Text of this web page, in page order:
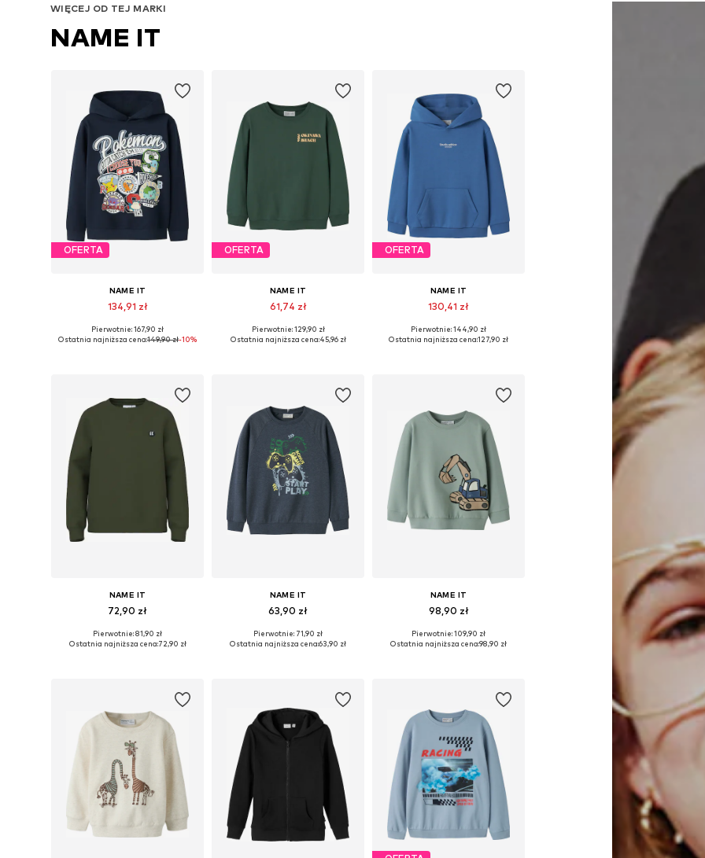
WIĘCEJ OD TEJ MARKI
NAME IT
OFERTA
NAME IT
134,91 zł
Dostępne w różnych rozmiarach
Pierwotnie: 167,90 zł
Ostatnia najniższa cena:149,90 zł-10%
OFERTA
NAME IT
61,74 zł
Pierwotnie: 129,90 zł
Ostatnia najniższa cena:45,96 zł
OFERTA
NAME IT
130,41 zł
Dostępne w różnych rozmiarach
Pierwotnie: 144,90 zł
Ostatnia najniższa cena:127,90 zł
NAME IT
72,90 zł
Dostępne w różnych rozmiarach
Pierwotnie: 81,90 zł
Ostatnia najniższa cena:72,90 zł
NAME IT
63,90 zł
Pierwotnie: 71,90 zł
Ostatnia najniższa cena:63,90 zł
NAME IT
98,90 zł
Dostępne w różnych rozmiarach
Pierwotnie: 109,90 zł
Ostatnia najniższa cena:98,90 zł